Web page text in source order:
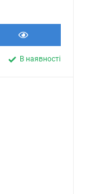
В наявності